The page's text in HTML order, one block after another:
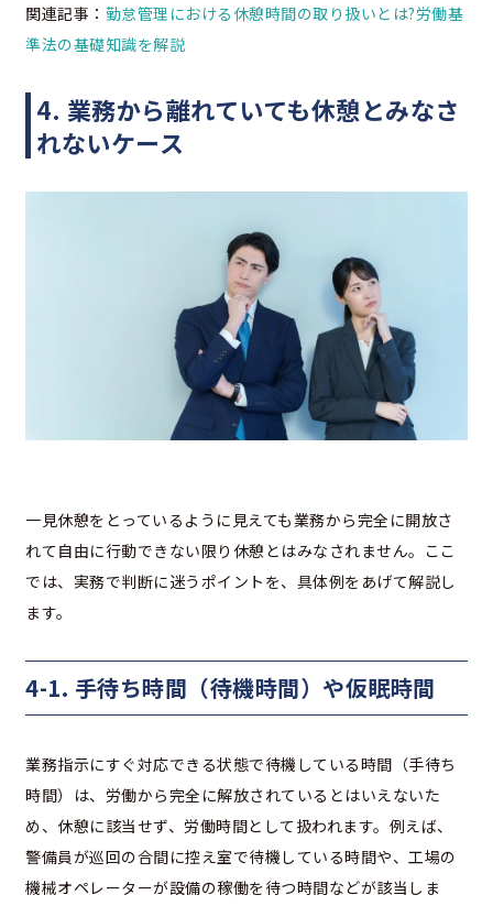
関連記事： 勤怠管理における休憩時間の取り扱いとは?労働基
準法の基礎知識を解説
4. 業務から離れていても休憩とみなさ
れないケース
一見休憩をとっているように見えても業務から完全に開放さ
れて自由に行動できない限り休憩とはみなされません。ここ
では、実務で判断に迷うポイントを、具体例をあげて解説し
ます。
4-1. 手待ち時間（待機時間）や仮眠時間
業務指示にすぐ対応できる状態で待機している時間（手待ち
時間）は、労働から完全に解放されているとはいえないた
め、休憩に該当せず、労働時間として扱われます。例えば、
警備員が巡回の合間に控え室で待機している時間や、工場の
機械オペレーターが設備の稼働を待つ時間などが該当しま